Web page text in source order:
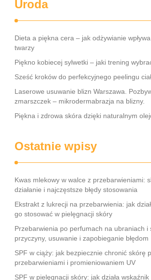
Uroda
Dieta a piękna cera – jak odżywianie
twarzy
Piękno kobiecej sylwetki – jaki trening
Sześć kroków do perfekcyjnego peelingu
Laserowe usuwanie blizn Warszawa.
zmarszczek – mikrodermabrazja na blizny.
Piękna i zdrowa skóra dzięki naturalnym
Ostatnie wpisy
Kwas mlekowy w walce z przebarwieniami:
działanie i najczęstsze błędy stosowania
Ekstrakt z lukrecji na przebarwienia: jak
go stosować w pielęgnacji skóry
Przebarwienia po perfumach na ubraniach i
przyczyny, usuwanie i zapobieganie błędom
SPF w ciąży: jak bezpiecznie chronić skórę
przebarwieniami i promieniowaniem UV
SPF w pielęgnacji skóry: jak działa